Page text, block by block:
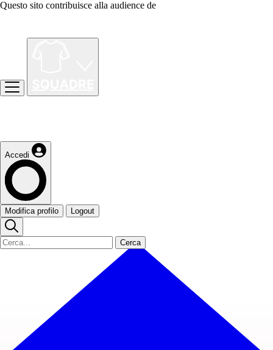
Questo sito contribuisce alla audience de
Accedi
Modifica profilo Logout
Cerca